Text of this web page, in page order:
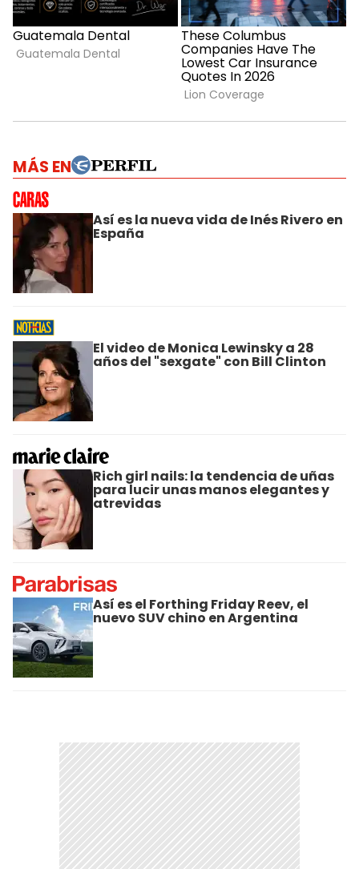
MÁS EN
Así es la nueva vida de Inés Rivero en
España
El video de Monica Lewinsky a 28
años del "sexgate" con Bill Clinton
Rich girl nails: la tendencia de uñas
para lucir unas manos elegantes y
atrevidas
Así es el Forthing Friday Reev, el
nuevo SUV chino en Argentina